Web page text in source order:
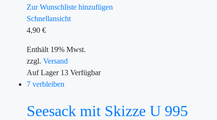
Zur Wunschliste hinzufügen
Schnellansicht
4,90 €
Enthält 19% Mwst.
zzgl. Versand
Auf Lager13 Verfügbar
7 verbleiben
Seesack mit Skizze U 995